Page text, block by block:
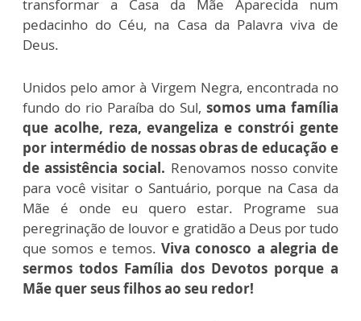
transformar a Casa da Mãe Aparecida num
pedacinho do Céu, na Casa da Palavra viva de
Deus.
Unidos pelo amor à Virgem Negra, encontrada no
fundo do rio Paraíba do Sul, somos uma família
que acolhe, reza, evangeliza e constrói gente
por intermédio de nossas obras de educação e
de assistência social. Renovamos nosso convite
para você visitar o Santuário, porque na Casa da
Mãe é onde eu quero estar. Programe sua
peregrinação de louvor e gratidão a Deus por tudo
que somos e temos. Viva conosco a alegria de
sermos todos Família dos Devotos porque a
Mãe quer seus filhos ao seu redor!